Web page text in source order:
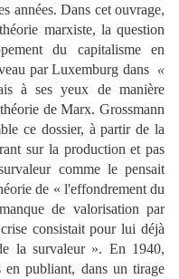
années. Dans cet ouvrage,
marxiste, la question
du capitalisme en
par Luxemburg dans «
à ses yeux de manière
de Marx. Grossmann
ce dossier, à partir de la
sur la production et pas
comme le pensait
de « l'effondrement du
de valorisation par
consistait pour lui déjà
la survaleur ». En 1940,
en publiant, dans un tirage